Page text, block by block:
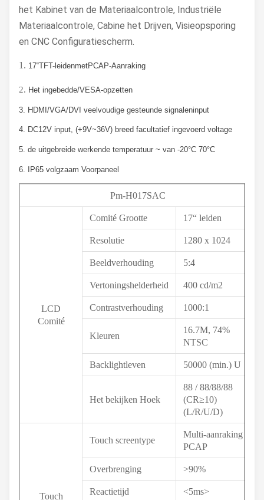
het Kabinet van de Materiaalcontrole, Industriële
Materiaalcontrole, Cabine het Drijven, Visieopsporing
en CNC Configuratiescherm.
1. 17“TFT-leidenmetPCAP-Aanraking
2. Het ingebedde/VESA-opzetten
3. HDMI/VGA/DVI veelvoudige gesteunde signaleninput
4. DC12V input, (+9V~36V) breed facultatief ingevoerd voltage
5. de uitgebreide werkende temperatuur ~ van -20°C 70°C
6. IP65 volgzaam Voorpaneel
Pm-H017SAC
LCD
Comité
Comité Grootte 17“ leiden
Resolutie 1280 x 1024
Beeldverhouding 5:4
Vertoningshelderheid 400 cd/m2
Contrastverhouding 1000:1
Kleuren
16.7M, 74%
NTSC
Backlightleven 50000 (min.) U
Het bekijken Hoek
88 / 88/88/88
(CR≥10)
(L/R/U/D)
Touch
Touch screentype
Multi-aanraking
PCAP
Overbrenging >90%
Reactietijd <5ms>